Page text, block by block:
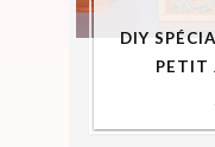
DIY
PETIT